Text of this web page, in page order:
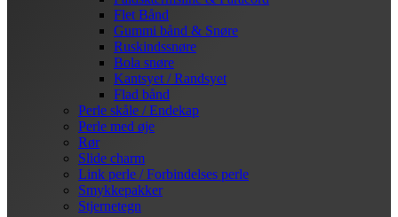
Flet Bånd
Gummi bånd & Snøre
Ruskindssnøre
Bola snøre
Kantsyet / Randsyet
Flad bånd
Perle skåle / Endekap
Perle med øje
Rør
Slide charm
Link perle / Forbindelses perle
Smykkepakker
Stjernetegn